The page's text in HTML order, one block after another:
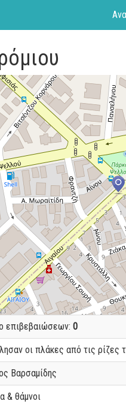
επιβεβαιώσεων: 0
οι πλάκες από τις ρίζες
Βαρσαμίδης
& θάμνοι